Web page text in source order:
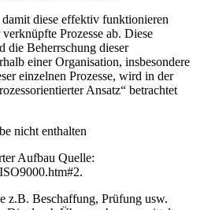
diese effektiv funktionieren
Prozesse ab. Diese
die Beherrschung dieser
einer Organisation, insbesondere
einzelnen Prozesse, wird in der
Ansatz“ betrachtet
nicht enthalten
Aufbau Quelle:
z.B. Beschaffung, Prüfung usw.